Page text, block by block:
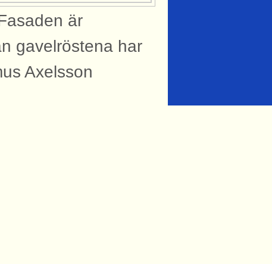
är
gavelröstena har
Axelsson